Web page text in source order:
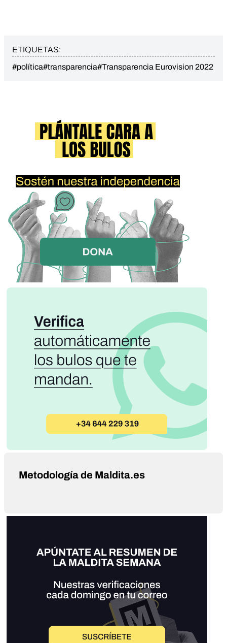
ETIQUETAS:
#política#transparencia#Transparencia Eurovision 2022
Metodología de Maldita.es